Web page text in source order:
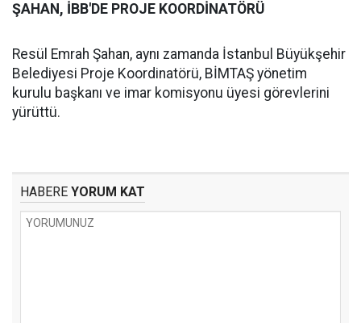
ŞAHAN, İBB'DE PROJE KOORDİNATÖRÜ
Resül Emrah Şahan, aynı zamanda İstanbul Büyükşehir
Belediyesi Proje Koordinatörü, BİMTAŞ yönetim
kurulu başkanı ve imar komisyonu üyesi görevlerini
yürüttü.
HABERE YORUM KAT